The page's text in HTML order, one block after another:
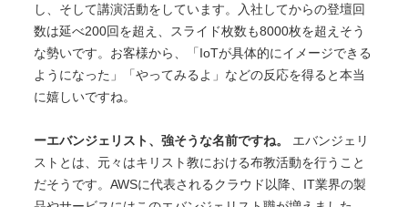
し、そして講演活動をしています。入社してからの登壇回
数は延べ200回を超え、スライド枚数も8000枚を超えそう
な勢いです。お客様から、「IoTが具体的にイメージできる
ようになった」「やってみるよ」などの反応を得ると本当
に嬉しいですね。
ーエバンジェリスト、強そうな名前ですね。
エバンジェリ
ストとは、元々はキリスト教における布教活動を行うこと
だそうです。AWSに代表されるクラウド以降、IT業界の製